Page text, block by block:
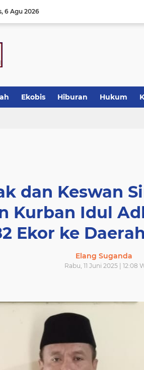
6 Agu 2026
Ekobis Hiburan Hukum
dan Keswan
Kurban Idul
Ekor ke
Elang Suganda
Rabu, 11 Juni 2025 | 12:08